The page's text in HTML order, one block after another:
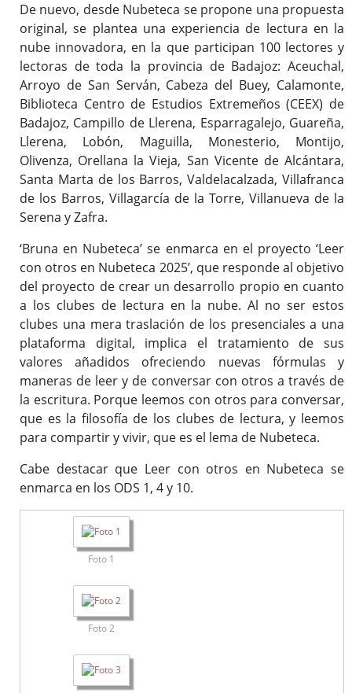
De nuevo, desde Nubeteca se propone una propuesta
original, se plantea una experiencia de lectura en la
nube innovadora, en la que participan 100 lectores y
lectoras de toda la provincia de Badajoz: Aceuchal,
Arroyo de San Serván, Cabeza del Buey, Calamonte,
Biblioteca Centro de Estudios Extremeños (CEEX) de
Badajoz, Campillo de Llerena, Esparragalejo, Guareña,
Llerena, Lobón, Maguilla, Monesterio, Montijo,
Olivenza, Orellana la Vieja, San Vicente de Alcántara,
Santa Marta de los Barros, Valdelacalzada, Villafranca
de los Barros, Villagarcía de la Torre, Villanueva de la
Serena y Zafra.
‘Bruna en Nubeteca’ se enmarca en el proyecto ‘Leer
con otros en Nubeteca 2025’, que responde al objetivo
del proyecto de crear un desarrollo propio en cuanto
a los clubes de lectura en la nube. Al no ser estos
clubes una mera traslación de los presenciales a una
plataforma digital, implica el tratamiento de sus
valores añadidos ofreciendo nuevas fórmulas y
maneras de leer y de conversar con otros a través de
la escritura. Porque leemos con otros para conversar,
que es la filosofía de los clubes de lectura, y leemos
para compartir y vivir, que es el lema de Nubeteca.
Cabe destacar que Leer con otros en Nubeteca se
enmarca en los ODS 1, 4 y 10.
Foto 1
Foto 2